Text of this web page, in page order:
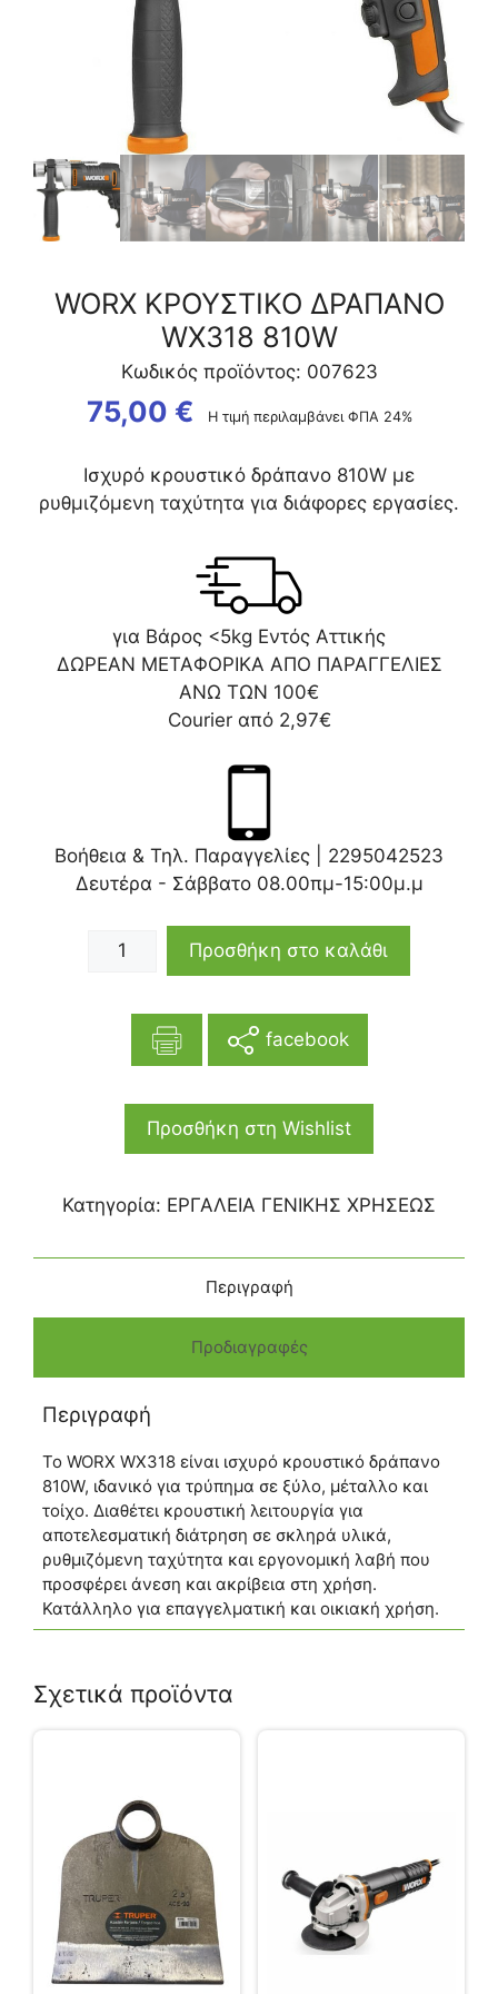
WORX ΚΡΟΥΣΤΙΚΟ ΔΡΑΠΑΝΟ
WX318 810W
Κωδικός προϊόντος: 007623
75,00 € Η τιμή περιλαμβάνει ΦΠΑ 24%
Ισχυρό κρουστικό δράπανο 810W με
ρυθμιζόμενη ταχύτητα για διάφορες εργασίες.
για Βάρος <5kg Εντός Αττικής
ΔΩΡΕΑΝ ΜΕΤΑΦΟΡΙΚΑ ΑΠΟ ΠΑΡΑΓΓΕΛΙΕΣ
ΑΝΩ ΤΩΝ 100€
Courier από 2,97€
Βοήθεια & Τηλ. Παραγγελίες | 2295042523
Δευτέρα - Σάββατο 08.00πμ-15:00μ.μ
Προσθήκη στο καλάθι
facebook
Προσθήκη στη Wishlist
Κατηγορία: ΕΡΓΑΛΕΙΑ ΓΕΝΙΚΗΣ ΧΡΗΣΕΩΣ
Περιγραφή
Προδιαγραφές
Περιγραφή
Το WORX WX318 είναι ισχυρό κρουστικό δράπανο
810W, ιδανικό για τρύπημα σε ξύλο, μέταλλο και
τοίχο. Διαθέτει κρουστική λειτουργία για
αποτελεσματική διάτρηση σε σκληρά υλικά,
ρυθμιζόμενη ταχύτητα και εργονομική λαβή που
προσφέρει άνεση και ακρίβεια στη χρήση.
Κατάλληλο για επαγγελματική και οικιακή χρήση.
Σχετικά προϊόντα